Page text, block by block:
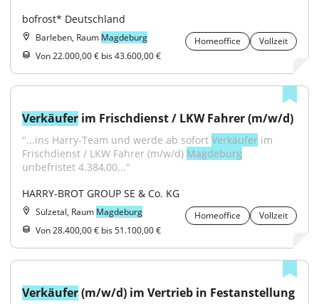
bofrost* Deutschland
Barleben, Raum Magdeburg Homeoffice
Vollzeit
Von 22.000,00 € bis 43.600,00 €
Verkäufer im Frischdienst / LKW Fahrer (m/w/d)
"...ins Harry-Team und werde ab sofort Verkäufer im
Frischdienst / LKW Fahrer (m/w/d) Magdeburg
unbefristet 4.384,00..."
HARRY-BROT GROUP SE & Co. KG
Sülzetal, Raum Magdeburg Homeoffice
Vollzeit
Von 28.400,00 € bis 51.100,00 €
Verkäufer (m/w/d) im Vertrieb in Festanstellung